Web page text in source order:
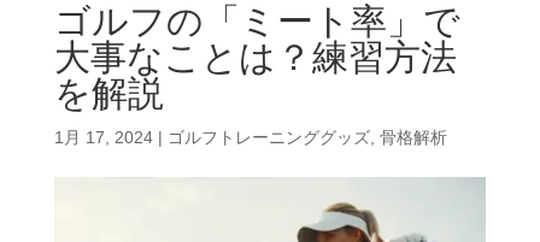
ゴルフの「ミート率」で
大事なことは？練習方法
を解説
1月 17, 2024| ゴルフトレーニンググッズ, 骨格解析